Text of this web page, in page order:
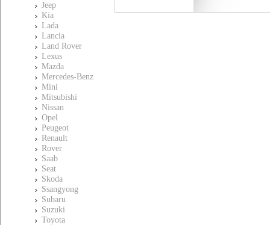
Jeep
Kia
Lada
Lancia
Land Rover
Lexus
Mazda
Mercedes-Benz
Mini
Mitsubishi
Nissan
Opel
Peugeot
Renault
Rover
Saab
Seat
Skoda
Ssangyong
Subaru
Suzuki
Toyota